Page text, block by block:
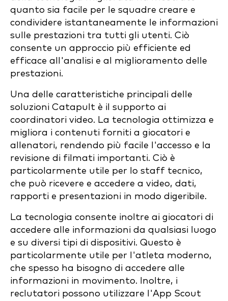
quanto sia facile per le squadre creare e
condividere istantaneamente le informazioni
sulle prestazioni tra tutti gli utenti. Ciò
consente un approccio più efficiente ed
efficace all'analisi e al miglioramento delle
prestazioni.
Una delle caratteristiche principali delle
soluzioni Catapult è il supporto ai
coordinatori video. La tecnologia ottimizza e
migliora i contenuti forniti a giocatori e
allenatori, rendendo più facile l'accesso e la
revisione di filmati importanti. Ciò è
particolarmente utile per lo staff tecnico,
che può ricevere e accedere a video, dati,
rapporti e presentazioni in modo digeribile.
La tecnologia consente inoltre ai giocatori di
accedere alle informazioni da qualsiasi luogo
e su diversi tipi di dispositivi. Questo è
particolarmente utile per l'atleta moderno,
che spesso ha bisogno di accedere alle
informazioni in movimento. Inoltre, i
reclutatori possono utilizzare l'App Scout